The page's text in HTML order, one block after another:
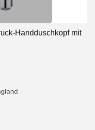
Handduschkopf mit